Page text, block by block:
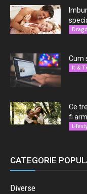
Cum
It &
Ce
fi
CATEGORIE
Diverse